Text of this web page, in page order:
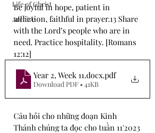
Life of Christ
Archive
Be joyful in hope, patient in
affliction, faithful in prayer.13 Share
with the Lord’s people who are in
need. Practice hospitality. [Romans
12:12]
Year 2, Week 11.docx.pdf
Download PDF • 41KB
Câu hỏi cho những đoạn Kinh
Thánh chúng ta đọc cho tuần 11'2023